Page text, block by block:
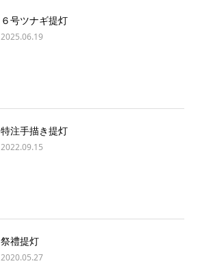
６号ツナギ提灯
2025.06.19
特注手描き提灯
2022.09.15
祭禮提灯
2020.05.27